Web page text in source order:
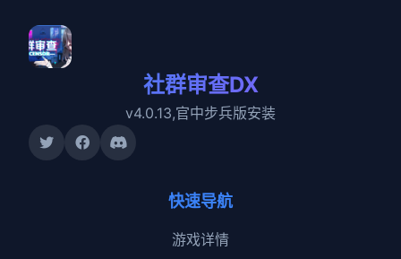
社群审查DX
v4.0.13,官中步兵版安装
快速导航
游戏详情